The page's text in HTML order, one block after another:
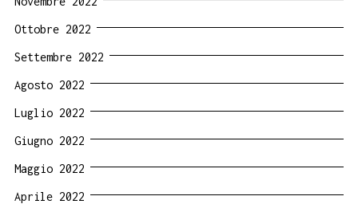
Ottobre 2022
Settembre 2022
Agosto 2022
Luglio 2022
Giugno 2022
Maggio 2022
Aprile 2022